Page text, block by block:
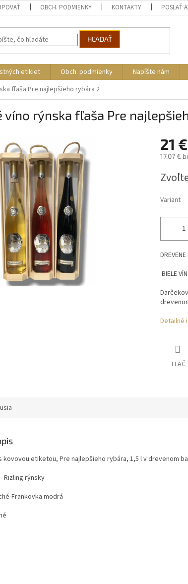
OBCH. PODMIENKY KONTAKTY POSLAŤ
HĽADAŤ
etikiet Obch. podmienky
Napíšte nám
fľaša Pre najlepšieho rybára 2
víno rýnska fľaša Pre
21 €
17,07 €
cena:
Variant
BIELE
Detailné
TLAČ
kovovou etiketou, Pre najlepšieho rybára, 1,5 l v drevenom
Rizling rýnsky
Frankovka modrá